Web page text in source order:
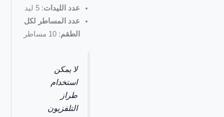
عدد الليدات: 5 ليد
عدد المساطر لكل
الطقم: 10 مساطر
لا يمكن
استخدام
طراز
التلفزيون